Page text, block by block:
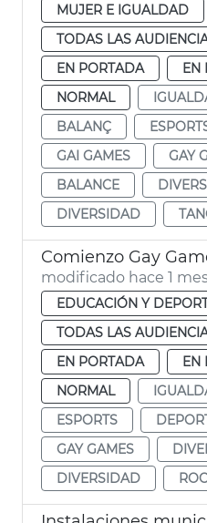
MUJER E IGUALDAD
TODAS LAS
EN PORTADA
EN
NORMAL
BALANÇ
GAI GAMES
GAY
BALANCE
DIVERSIDAD
Comienzo Gay
modificado hace 1
EDUCACIÓN Y
TODAS LAS
EN PORTADA
EN
NORMAL
ESPORTS
GAY GAMES
DIVERSIDAD